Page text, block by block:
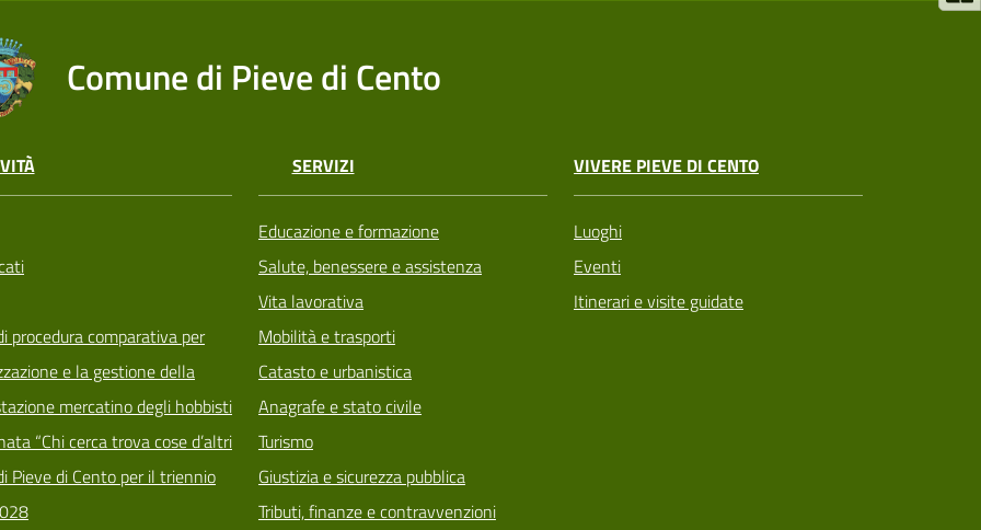
Comune di Pieve di Cento
procedura comparativa per
e la gestione della
mercatino degli hobbisti
“Chi cerca trova cose d’altri
Pieve di Cento per il triennio
SERVIZI
Educazione e formazione
Salute, benessere e assistenza
Vita lavorativa
Mobilità e trasporti
Catasto e urbanistica
Anagrafe e stato civile
Turismo
Giustizia e sicurezza pubblica
Tributi, finanze e contravvenzioni
VIVERE PIEVE DI CENTO
Luoghi
Eventi
Itinerari e visite guidate